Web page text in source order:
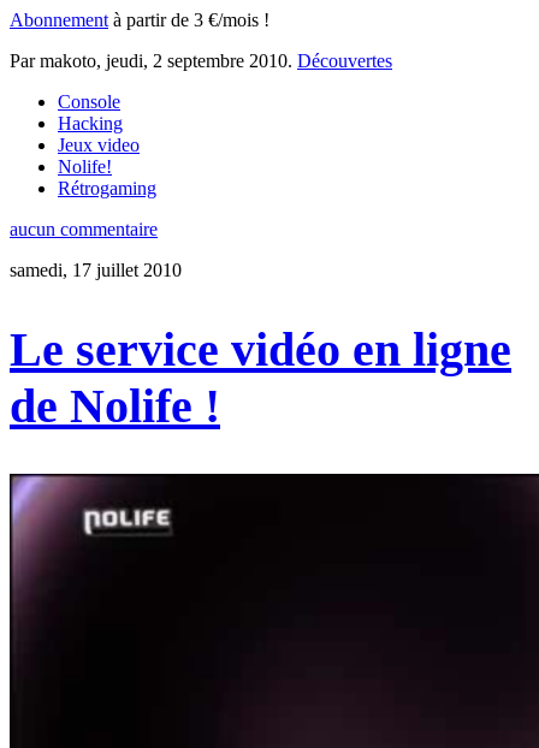
Abonnement à partir de 3 €/mois !
Par makoto, jeudi, 2 septembre 2010. Découvertes
Console
Hacking
Jeux video
Nolife!
Rétrogaming
aucun commentaire
samedi, 17 juillet 2010
Le service vidéo en ligne
de Nolife !